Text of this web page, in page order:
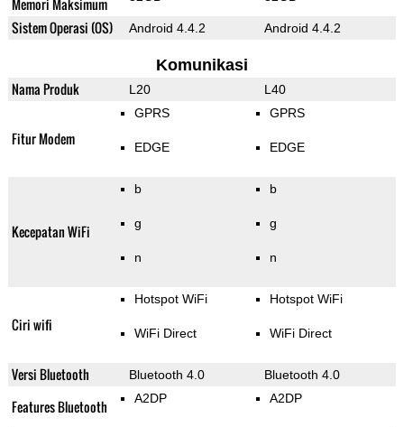
Memori Maksimum
Sistem Operasi (OS) Android 4.4.2 Android 4.4.2
Komunikasi
Nama Produk L20 L40
Fitur Modem
GPRS
EDGE
GPRS
EDGE
Kecepatan WiFi
b
g
n
b
g
n
Ciri wifi
Hotspot WiFi
WiFi Direct
Hotspot WiFi
WiFi Direct
Versi Bluetooth Bluetooth 4.0 Bluetooth 4.0
Features Bluetooth A2DP A2DP